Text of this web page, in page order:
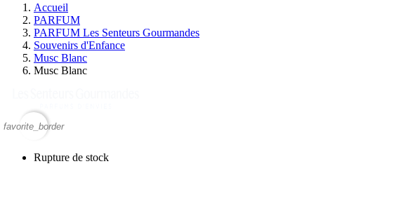
Accueil
PARFUM
PARFUM Les Senteurs Gourmandes
Souvenirs d'Enfance
Musc Blanc
Musc Blanc
favorite_border
Rupture de stock